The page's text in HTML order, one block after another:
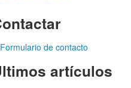
Formulario de contacto
artículos